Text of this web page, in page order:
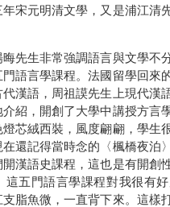
宋元明清文學，又是浦江清
先生非常強調語言與文學不
語言學課程。法國留學回來
漢語，周祖謨先生上現代漢
紹，開創了大學中講授方言
芯絨西裝，風度翩翩，學生
還記得當時念的〈楓橋夜泊
漢語史課程，這也是有開創
這五門語言學課程對我很有
脂魚微，一直背下來。這樣